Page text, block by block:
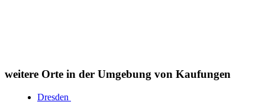
weitere Orte in der Umgebung von Kaufungen
Dresden